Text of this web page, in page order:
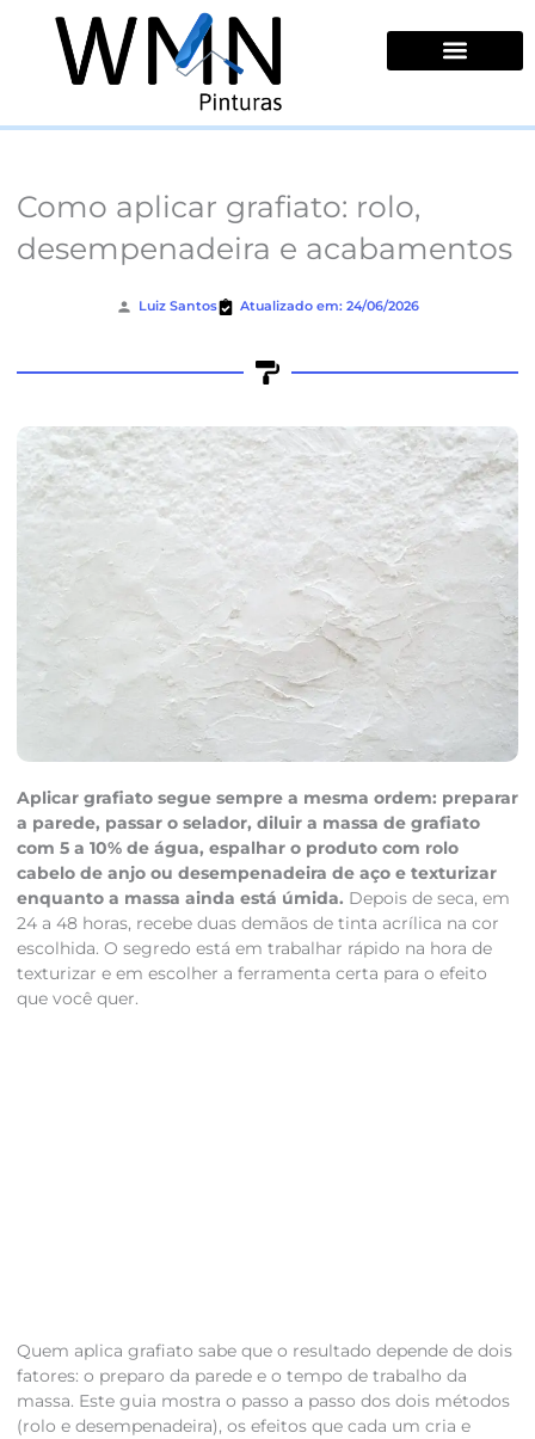
conteúdo
Como aplicar grafiato: rolo,
desempenadeira e acabamentos
Luiz Santos Atualizado em: 24/06/2026
Aplicar grafiato segue sempre a mesma ordem: preparar
a parede, passar o selador, diluir a massa de grafiato
com 5 a 10% de água, espalhar o produto com rolo
cabelo de anjo ou desempenadeira de aço e texturizar
enquanto a massa ainda está úmida. Depois de seca, em
24 a 48 horas, recebe duas demãos de tinta acrílica na cor
escolhida. O segredo está em trabalhar rápido na hora de
texturizar e em escolher a ferramenta certa para o efeito
que você quer.
Quem aplica grafiato sabe que o resultado depende de dois
fatores: o preparo da parede e o tempo de trabalho da
massa. Este guia mostra o passo a passo dos dois métodos
(rolo e desempenadeira), os efeitos que cada um cria e